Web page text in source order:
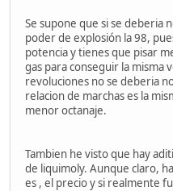
Se supone que si se deberia
poder de explosión la 98,
potencia y tienes que pisar
gas para conseguir la misma
revoluciones no se deberia
relacion de marchas es la
menor octanaje.
Tambien he visto que hay
de liquimoly. Aunque claro,
es , el precio y si realmente